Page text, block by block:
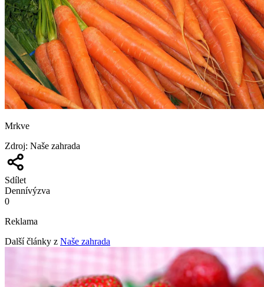
Mrkve
Zdroj: Naše zahrada
Sdílet
Dennívýzva
0
Reklama
Další články z Naše zahrada